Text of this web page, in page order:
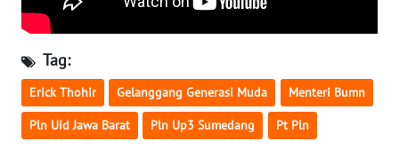
Tag:
Erick Thohir Gelanggang Generasi Muda Menteri Bumn
Pln Uid Jawa Barat Pln Up3 Sumedang Pt Pln
WN
WN
BABEL